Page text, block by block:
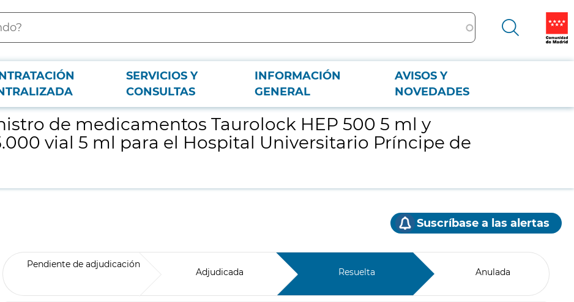
SERVICIOS Y
CONSULTAS
INFORMACIÓN
GENERAL
AVISOS Y
NOVEDADES
HEP 500 5 ml y Taurolock Uroquinasa 25.000 vial 5 ml para el Hospital Universitario Príncipe de Asturias
de medicamentos Taurolock HEP 500 5 ml y
vial 5 ml para el Hospital Universitario Príncipe de
Suscríbase a las alertas
Pendiente de adjudicación
Adjudicada Resuelta Anulada